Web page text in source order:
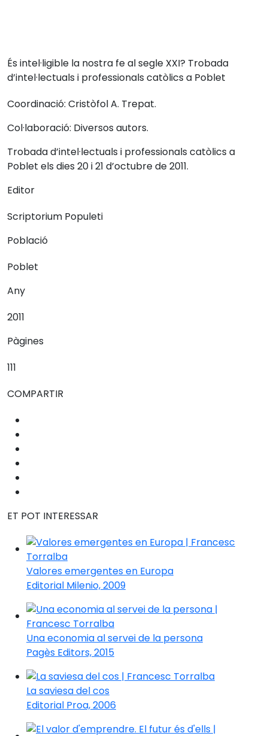
És intel·ligible la nostra fe al segle XXI? Trobada
d’intel·lectuals i professionals catòlics a Poblet
Coordinació: Cristòfol A. Trepat.
Col·laboració: Diversos autors.
Trobada d’intel·lectuals i professionals catòlics a
Poblet els dies 20 i 21 d’octubre de 2011.
Editor
Scriptorium Populeti
Població
Poblet
Any
2011
Pàgines
111
COMPARTIR
ET POT INTERESSAR
Valores emergentes en Europa
Editorial Milenio, 2009
Una economia al servei de la persona
Pagès Editors, 2015
La saviesa del cos
Editorial Proa, 2006